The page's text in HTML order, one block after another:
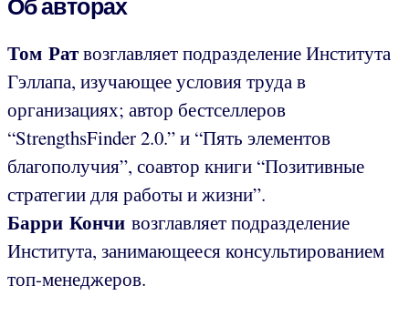
Об авторах
Том Ратвозглавляет подразделение Института
Гэллапа, изучающее условия труда в
организациях; автор бестселлеров
“StrengthsFinder 2.0.” и “Пять элементов
благополучия”, соавтор книги “Позитивные
стратегии для работы и жизни”.
Барри Кончи возглавляет подразделение
Института, занимающееся консультированием
топ-менеджеров.